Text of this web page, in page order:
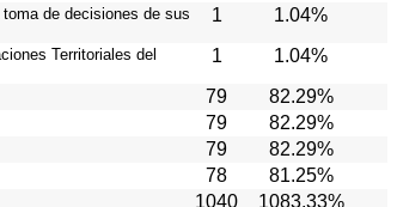
de decisiones de sus
1 1.04%
Territoriales del
1 1.04%
79 82.29%
79 82.29%
79 82.29%
78
81.25%
1040
1083.33%